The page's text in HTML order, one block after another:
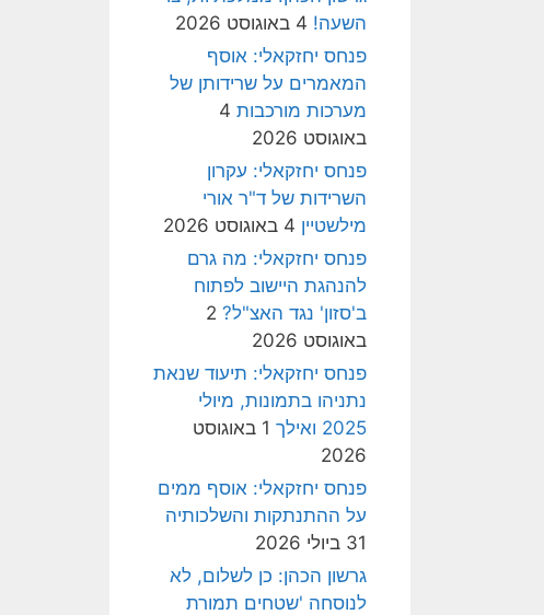
השעה! 4 באוגוסט 2026
פנחס יחזקאלי: אוסף
המאמרים על שרידותן של
מערכות מורכבות 4
באוגוסט 2026
פנחס יחזקאלי: עקרון
השרידות של ד"ר אורי
מילשטיין 4 באוגוסט 2026
פנחס יחזקאלי: מה גרם
להנהגת היישוב לפתוח
ב'סזון' נגד האצ"ל? 2
באוגוסט 2026
פנחס יחזקאלי: תיעוד שנאת
נתניהו בתמונות, מיולי
2025 ואילך
1 באוגוסט
2026
פנחס יחזקאלי: אוסף ממים
על ההתנתקות והשלכותיה
31 ביולי 2026
גרשון הכהן: כן לשלום, לא
לנוסחה 'שטחים תמורת